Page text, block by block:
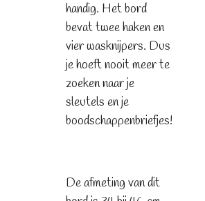
handig. Het bord
bevat twee haken en
vier wasknijpers. Dus
je hoeft nooit meer te
zoeken naar je
sleutels en je
boodschappenbriefjes!
De afmeting van dit